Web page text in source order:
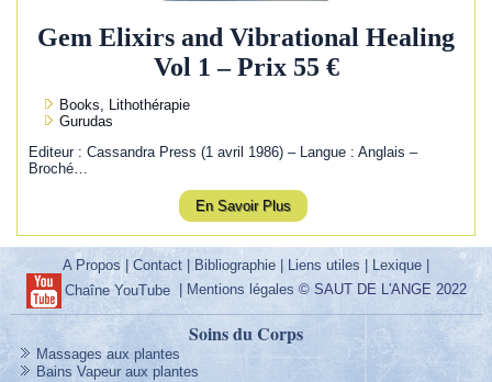
Gem Elixirs and Vibrational Healing
Vol 1 – Prix 55 €
Books, Lithothérapie
Gurudas
Editeur : Cassandra Press (1 avril 1986) – Langue : Anglais –
Broché…
En Savoir Plus
A Propos |Contact | Bibliographie | Liens utiles| Lexique |
Chaîne YouTube| Mentions légales © SAUT DE L'ANGE 2022
Soins du Corps
Massages aux plantes
Bains Vapeur aux plantes